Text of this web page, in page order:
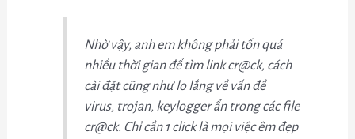
Nhờ vậy, anh em không phải tốn quá
nhiều thời gian để tìm link cr@ck, cách
cài đặt cũng như lo lắng về vấn đề
virus, trojan, keylogger ẩn trong các file
cr@ck. Chỉ cần 1 click là mọi việc êm đẹp